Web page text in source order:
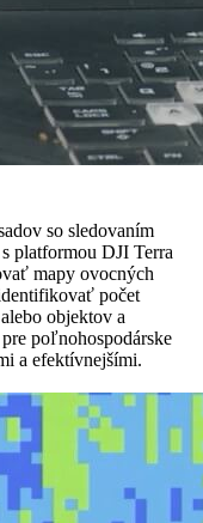
so sledovaním
platformou DJI Terra
mapy ovocných
počet
objektov a
poľnohospodárske
a efektívnejšími.